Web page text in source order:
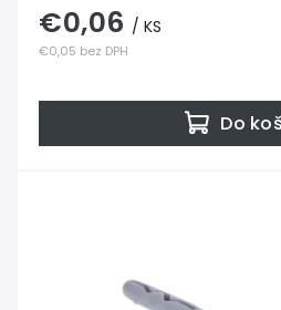
€0,05 bez DPH
€0,06 / KS
Do